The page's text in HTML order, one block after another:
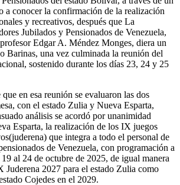
a conocer la confirmación de la realización
y recreativos, después que La
Jubilados y Pensionados de Venezuela,
Edgar A. Méndez Monges, diera un
Barinas, una vez culminada la reunión del
sostenido durante los días 23, 24 y 25
en esa reunión se evaluaron las dos
con el estado Zulia y Nueva Esparta,
análisis se acordó por unanimidad
Esparta, la realización de los IX juegos
) que integra a todo el personal de
de Venezuela, con programación a
al 24 de octubre de 2025, de igual manera
Juderena 2027 para el estado Zulia como
Cojedes en el 2029.